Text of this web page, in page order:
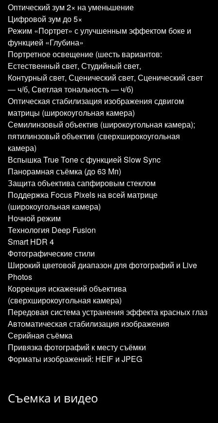
Оптический зум 2× на уменьшение
Цифровой зум до 5×
Режим «Портрет» с улучшенным эффектом боке и
функцией «Глубина»
Портретное освещение (шесть вариантов:
Естественный свет, Студийный свет,
Контурный свет, Сценический свет, Сценический свет
— ч/б, Светлая тональность — ч/б)
Оптическая стабилизация изображения сдвигом
матрицы (широкоугольная камера)
Семилинзовый объектив (широкоугольная камера);
пятилинзовый объектив (сверхширокоугольная
камера)
Вспышка True Tone с функцией Slow Sync
Панорамная съёмка (до 63 Мп)
Защита объектива сапфировым стеклом
Поддержка Focus Pixels на всей матрице
(широкоугольная камера)
Ночной режим
Технология Deep Fusion
Smart HDR 4
Фотографические стили
Широкий цветовой диапазон для фотографий и Live
Photos
Коррекция искажений объектива
(сверхширокоугольная камера)
Передовая система устранения эффекта красных глаз
Автоматическая стабилизация изображения
Серийная съёмка
Привязка фотографий к месту съёмки
Форматы изображений: HEIF и JPEG
Съемка и видео